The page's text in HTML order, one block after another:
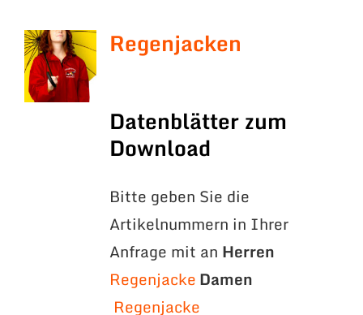
Regenjacken
Datenblätter zum
Download
Bitte geben Sie die
Artikelnummern in Ihrer
Anfrage mit an Herren
RegenjackeDamen
Regenjacke